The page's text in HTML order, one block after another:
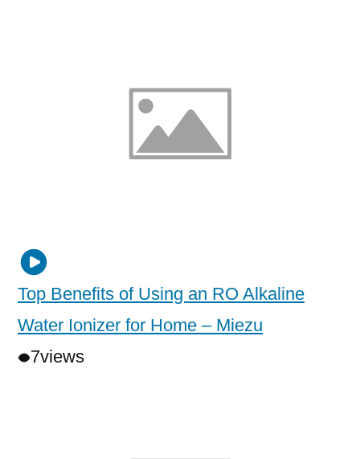
Top Benefits of Using an RO Alkaline
Water Ionizer for Home – Miezu
7views